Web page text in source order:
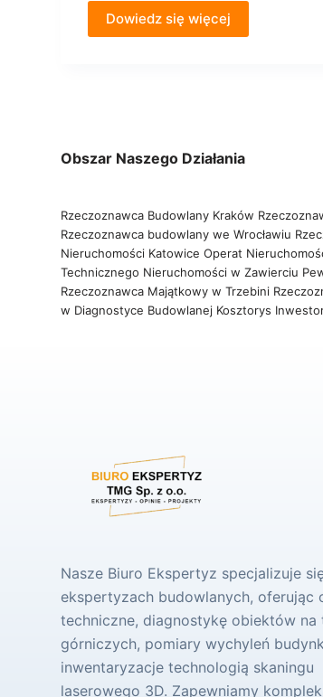
Dowiedz się więcej
Obszar Naszego Działania
Rzeczoznawca Budowlany Kraków
Rzeczoznawca budowlany we Wrocławiu
Nieruchomości Katowice Operat
Technicznego Nieruchomości w Zawierciu
Rzeczoznawca Majątkowy w Trzebini
w Diagnostyce Budowlanej Kosztorys
Nasze Biuro Ekspertyz specjalizuje
ekspertyzach budowlanych, oferując
techniczne, diagnostykę obiektów na
górniczych, pomiary wychyleń
inwentaryzacje technologią skaningu
laserowego 3D. Zapewniamy